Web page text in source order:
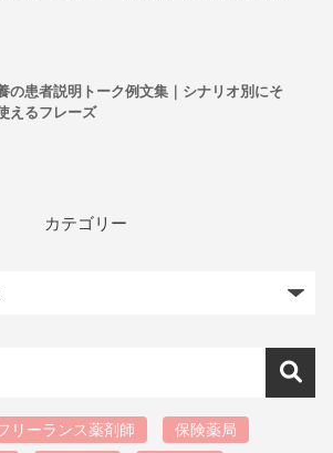
の患者説明トーク例文集｜シナリオ別にそ
えるフレーズ
カテゴリー
リーランス薬剤師 保険薬局